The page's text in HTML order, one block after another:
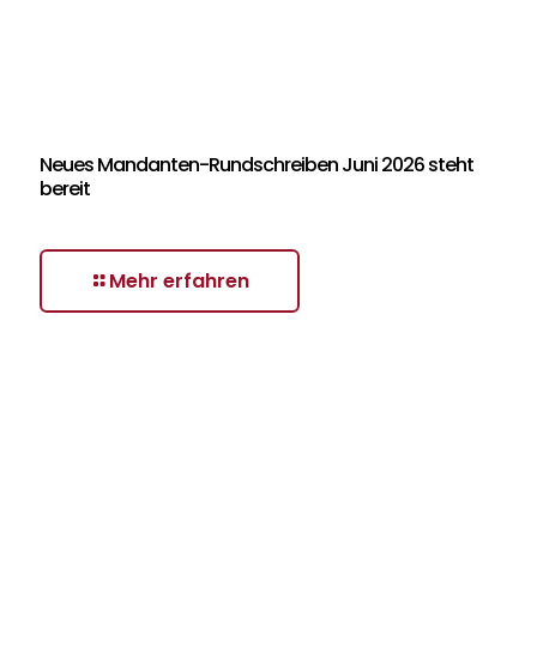
Neues Mandanten-Rundschreiben Juni 2026 steht
bereit
Mehr erfahren